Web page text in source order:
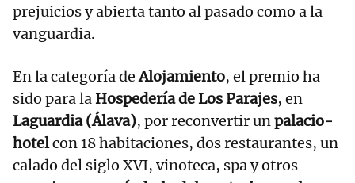
prejuicios y abierta tanto al pasado como a la
vanguardia.
En la categoría deAlojamiento, el premio ha
sido para la Hospedería de Los Parajes, en
Laguardia (Álava), por reconvertir unpalacio-
hotelcon 18 habitaciones, dos restaurantes, un
calado del siglo XVI, vinoteca, spa y otros